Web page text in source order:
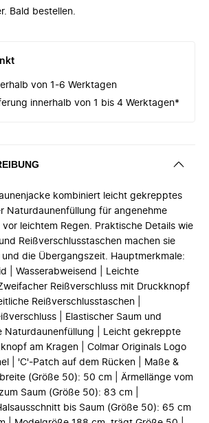
Bald bestellen.
von 1-6 Werktagen
innerhalb von 1 bis 4 Werktagen*
kombiniert leicht gekrepptes
Naturdaunenfüllung für angenehme
leichtem Regen. Praktische Details wie
Reißverschlusstaschen machen sie
die Übergangszeit. Hauptmerkmale:
| Wasserabweisend | Leichte
Reißverschluss mit Druckknopf
Reißverschlusstaschen |
| Elastischer Saum und
Naturdaunenfüllung | Leicht gekreppte
am Kragen | Colmar Originals Logo
| 'C'-Patch auf dem Rücken | Maße &
(Größe 50): 50 cm | Ärmellänge vom
Saum (Größe 50): 83 cm |
bis Saum (Größe 50): 65 cm